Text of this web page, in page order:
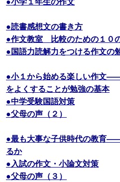
●読書感想文の書き方
●作文教室 比較のための１０
●国語力読解力をつける作文の
●小１から始める楽しい作文
をよくすることが勉強の基本
●中学受験国語対策
●父母の声（２）
●最も大事な子供時代の教育
るか
●入試の作文・小論文対策
●父母の声（３）